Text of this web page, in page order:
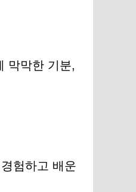
막막한 기분,
험하고 배운